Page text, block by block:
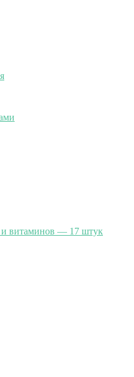
и витаминов — 17 штук